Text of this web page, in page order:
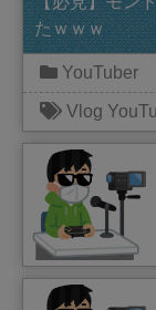
たｗｗｗ
YouTuber
Vlog